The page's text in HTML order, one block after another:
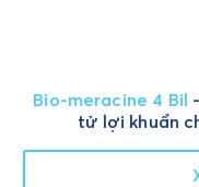
Bio-meracine 4 Bil
tử lợi khuẩn